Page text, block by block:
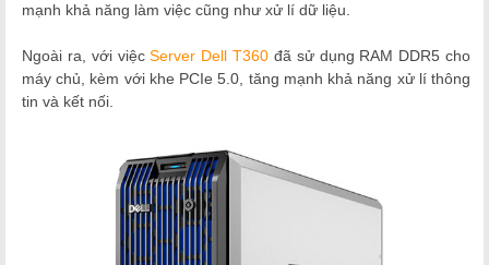
mạnh khả năng làm việc cũng như xử lí dữ liệu.
Ngoài ra, với việcServer Dell T360 đã sử dụng RAM DDR5 cho
máy chủ, kèm với khe PCIe 5.0, tăng mạnh khả năng xử lí thông
tin và kết nối.